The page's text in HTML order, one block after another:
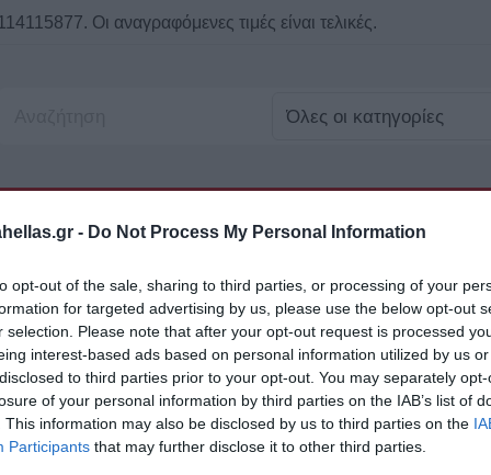
- Do Not Process My Personal Information
opt-out of the sale, sharing to third parties, or processing of your
for targeted advertising by us, please use the below opt-out
selection. Please note that after your opt-out request is processed
interest-based ads based on personal information utilized by us
to third parties prior to your opt-out. You may separately
of your personal information by third parties on the IAB’s list of
This information may also be disclosed by us to third parties on the
Participants that may further disclose it to other third parties.
Οι αναγραφόμενες τιμές είναι τελικές.
Η Εταιρεία
στο χώρο του βιβλιοχαρτοπωλείου για πάνω από 50
πώλησης.